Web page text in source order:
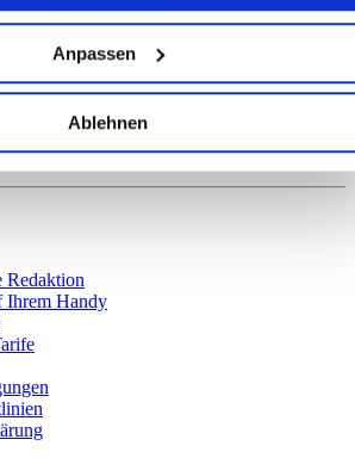
einige Meter genau sein können
identifizieren
wie Ihre persönlichen Daten
und legen Sie Ihre Präferenzen im
fest.
um Inhalte und Anzeigen zu
für soziale Medien anbieten zu
auf unsere Website zu analysieren.
Informationen zu Ihrer Verwendung
unsere Partner für soziale Medien,
weiter. Unsere Partner führen diese
mit weiteren Daten
haben oder die sie im Rahmen
gesammelt haben.
Anpassen
Ablehnen
Redaktion
Handy